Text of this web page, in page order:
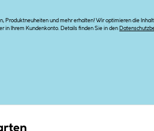
Produktneuheiten und mehr erhalten! Wir optimieren die
in Ihrem Kundenkonto. Details finden Sie in den